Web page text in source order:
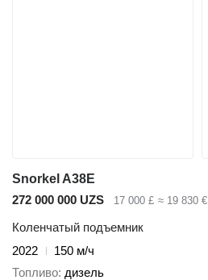
Snorkel A38E
272 000 000 UZS
17 000 £ ≈ 19 830 €
Коленчатый подъемник
2022
150 м/ч
Топливо дизель